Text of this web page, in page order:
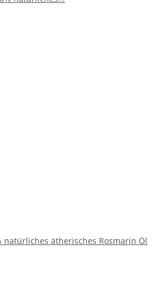
natürliches ätherisches Rosmarin Öl